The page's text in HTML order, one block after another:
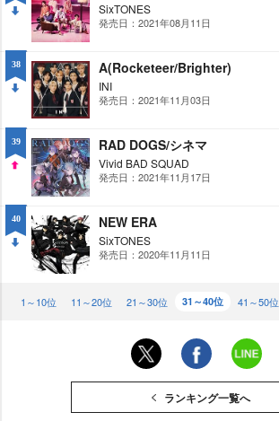
WN
SixTONES
発売日：2021年08月11日
38
WN
A(Rocketeer/Brighter)
INI
発売日：2021年11月03日
39 RAD DOGS/シネマ
Vivid BAD SQUAD
発売日：2021年11月17日
40 NEW ERA
SixTONES
発売日：2020年11月11日
1～10位 11～20位 21～30位 31～40位 41～50位
ランキング一覧へ